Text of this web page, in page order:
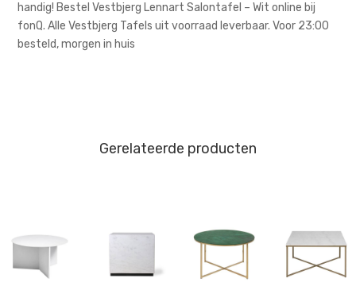
handig! Bestel Vestbjerg Lennart Salontafel – Wit online bij
fonQ. Alle Vestbjerg Tafels uit voorraad leverbaar. Voor 23:00
besteld, morgen in huis
Gerelateerde producten